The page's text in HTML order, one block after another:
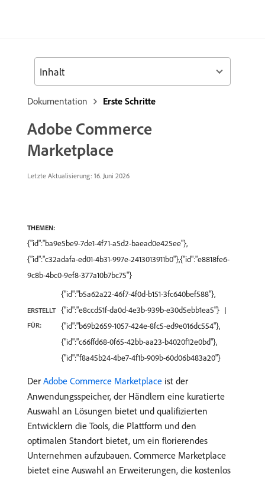
Dokumentation Erste Schritte
Adobe Commerce
Marketplace
Letzte Aktualisierung: 16. Juni 2026
THEMEN:
{"id":"ba9e5be9-7de1-4f71-a5d2-baead0e425ee"},
{"id":"c32adafa-ed01-4b31-997e-2413013911b0"},{"id":"e8818fe6-
9c8b-4bc0-9ef8-377a10b7bc75"}
ERSTELLT
FÜR:
{"id":"b5a62a22-46f7-4f0d-b151-3fc640bef588"},
{"id":"e8ccd51f-da0d-4e3b-939b-e30d5ebb1ea5"}
{"id":"b69b2659-1057-424e-8fc5-ed9e016dc554"},
{"id":"c66ffd68-0f65-42bb-aa23-b4020f12e0bd"},
{"id":"f8a45b24-4be7-4f1b-909b-60d06b483a20"}
Der Adobe Commerce Marketplace ist der
Anwendungsspeicher, der Händlern eine kuratierte
Auswahl an Lösungen bietet und qualifizierten
Entwicklern die Tools, die Plattform und den
optimalen Standort bietet, um ein florierendes
Unternehmen aufzubauen. Commerce Marketplace
bietet eine Auswahl an Erweiterungen, die kostenlos
Inhalt